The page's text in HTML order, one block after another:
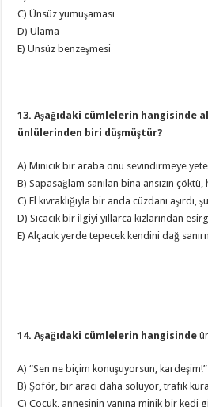
C) Ünsüz yumuşaması
D) Ulama
E) Ünsüz benzeşmesi
13. Aşağıdaki cümlelerin hangisinde
ünlülerinden biri düşmüştür?
A) Minicik bir araba onu sevindirmeye
B) Sapasağlam sanılan bina ansızın
C) El kıvraklığıyla bir anda cüzdanı aşırdı,
D) Sıcacık bir ilgiyi yıllarca kızlarından
E) Alçacık yerde tepecek kendini dağ
14. Aşağıdaki cümlelerin hangisinde
A) “Sen ne biçim konuşuyorsun,
B) Şoför, bir aracı daha soluyor, trafik
C) Çocuk, annesinin yanına minik bir kedi